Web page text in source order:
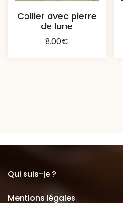
Collier avec pierre
de lune
8.00€
Qui suis-je ?
Mentions légales